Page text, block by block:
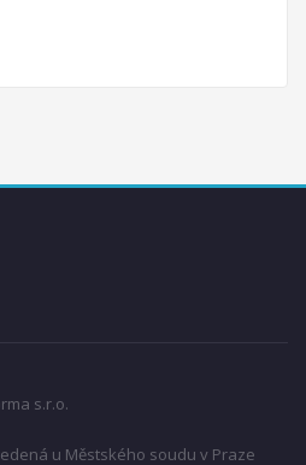
s.r.o.
u Městského soudu v Praze